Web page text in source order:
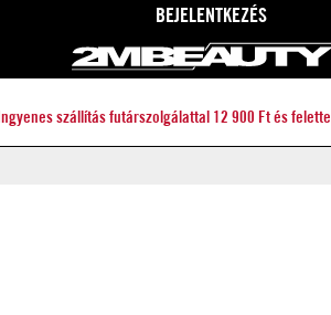
BEJELENTKEZÉS
Ingyenes szállítás futárszolgálattal 12 900 Ft és felette